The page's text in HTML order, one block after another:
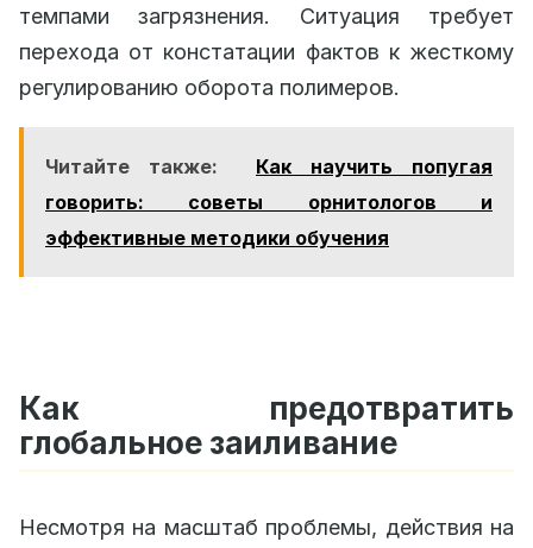
темпами загрязнения. Ситуация требует
перехода от констатации фактов к жесткому
регулированию оборота полимеров.
Читайте также:
Как научить попугая
говорить: советы орнитологов и
эффективные методики обучения
Как предотвратить
глобальное заиливание
Несмотря на масштаб проблемы, действия на